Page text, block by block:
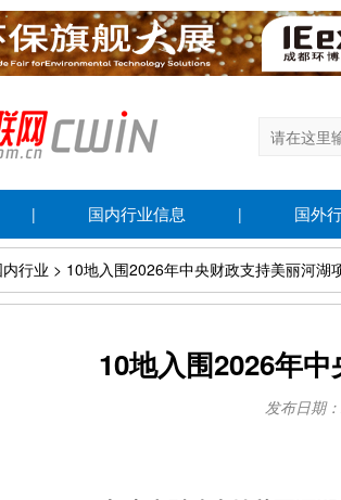
| 国内行业信息 | 国外
行业 > 10地入围2026年中央财政支持美丽河湖
10地入围2026年
发布日期